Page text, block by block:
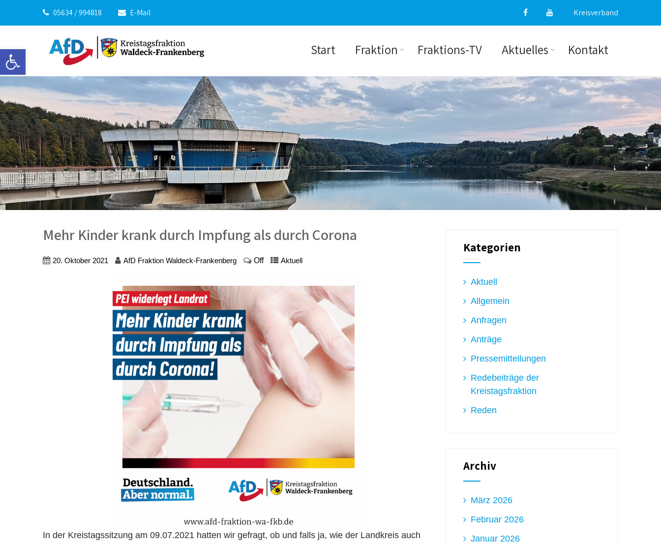
Werkzeugleiste öffnen
05634 / 994818 E-Mail Kreisverband
Start Fraktion Fraktions-TV Aktuelles Kontakt
Mehr Kinder krank durch Impfung als durch Corona
20. Oktober 2021 AfD Fraktion Waldeck-Frankenberg Off Aktuell
In der Kreistagssitzung am 09.07.2021 hatten wir gefragt, ob und falls ja, wie der Landkreis auch
Kategorien
Aktuell
Allgemein
Anfragen
Anträge
Pressemitteilungen
Redebeiträge der
Kreistagsfraktion
Reden
Archiv
März 2026
Februar 2026
Januar 2026